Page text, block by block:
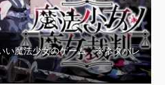
い魔法少女のゲーム ※ネタバレ